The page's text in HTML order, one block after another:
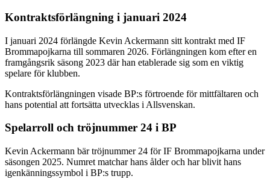
Kontraktsförlängning i januari 2024
I januari 2024 förlängde Kevin Ackermann sitt kontrakt med IF
Brommapojkarna till sommaren 2026. Förlängningen kom efter en
framgångsrik säsong 2023 där han etablerade sig som en viktig
spelare för klubben.
Kontraktsförlängningen visade BP:s förtroende för mittfältaren och
hans potential att fortsätta utvecklas i Allsvenskan.
Spelarroll och tröjnummer 24 i BP
Kevin Ackermann bär tröjnummer 24 för IF Brommapojkarna under
säsongen 2025. Numret matchar hans ålder och har blivit hans
igenkänningssymbol i BP:s trupp.